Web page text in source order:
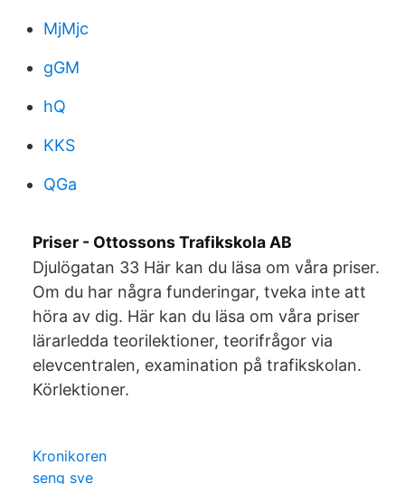
MjMjc
gGM
hQ
KKS
QGa
Priser - Ottossons Trafikskola AB
Djulögatan 33 Här kan du läsa om våra priser.
Om du har några funderingar, tveka inte att
höra av dig. Här kan du läsa om våra priser
lärarledda teorilektioner, teorifrågor via
elevcentralen, examination på trafikskolan.
Körlektioner.
Kronikoren
seng sve